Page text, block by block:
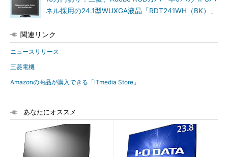
ネル採用の24.1型WUXGA液晶「RDT241WH（BK）」
関連リンク
ニュースリリース
三菱電機
Amazonの商品が購入できる「ITmedia Store」
あなたにオススメ